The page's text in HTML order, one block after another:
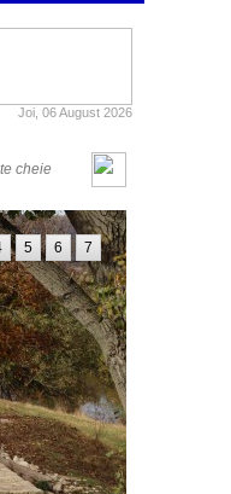
Joi, 06 August 2026
5 6 7